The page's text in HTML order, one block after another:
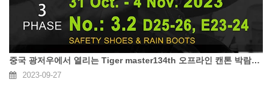
중국 광저우에서 열리는 Tiger master134th 오프라인 캔톤 박람회를 방문해 주셔서 감사합니다.
2023-09-27